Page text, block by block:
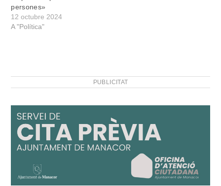
persones»
12 octubre 2024
A "Política"
PUBLICITAT